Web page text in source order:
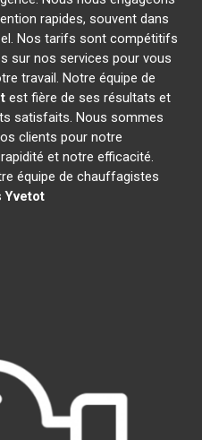
rapides, souvent dans
Nos tarifs sont compétitifs
sur nos services pour vous
travail. Notre équipe de
est fière de ses résultats et
satisfaits. Nous sommes
clients pour notre
et notre efficacité.
équipe de chauffagistes
Yvetot